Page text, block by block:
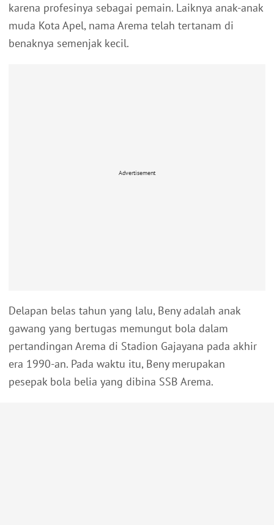
karena profesinya sebagai pemain. Laiknya anak-anak
muda Kota Apel, nama Arema telah tertanam di
benaknya semenjak kecil.
Advertisement
Delapan belas tahun yang lalu, Beny adalah anak
gawang yang bertugas memungut bola dalam
pertandingan Arema di Stadion Gajayana pada akhir
era 1990-an. Pada waktu itu, Beny merupakan
pesepak bola belia yang dibina SSB Arema.